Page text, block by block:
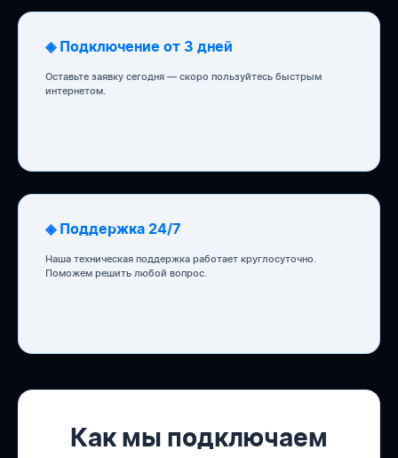
◈ Подключение от 3 дней
Оставьте заявку сегодня — скоро пользуйтесь быстрым
интернетом.
◈ Поддержка 24/7
Наша техническая поддержка работает круглосуточно.
Поможем решить любой вопрос.
Как мы подключаем